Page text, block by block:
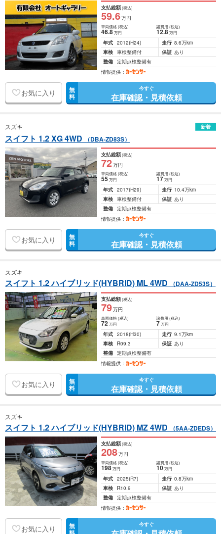
支払総額(税込)
59.6万円
車両価格(税込)
46.8万円
諸費用 (税込)
12.8 万円
年式 2012(H24) 走行 8.6万km
車検 車検整備付 保証 あり
整備 定期点検整備有
情報提供：
お気に入り 無
料
今すぐ
在庫確認・見積依頼
スズキ 新着
スイフト 1.2 XG 4WD （DBA-ZD83S）
支払総額(税込)
72万円
車両価格(税込)
55万円
諸費用 (税込)
17 万円
年式 2017(H29) 走行 10.4万km
車検 車検整備付 保証 あり
整備 定期点検整備有
情報提供：
お気に入り 無
料
今すぐ
在庫確認・見積依頼
スズキ
スイフト 1.2 ハイブリッド(HYBRID) ML 4WD （DAA-ZD53S）
支払総額(税込)
79万円
車両価格(税込)
72万円
諸費用 (税込)
7 万円
年式 2018(H30) 走行 9.1万km
車検
R09.3 保証 あり
整備 定期点検整備有
情報提供：
お気に入り 無
料
今すぐ
在庫確認・見積依頼
スズキ
スイフト 1.2 ハイブリッド(HYBRID) MZ 4WD （5AA-ZDEDS）
支払総額(税込)
208万円
車両価格(税込)
198万円
諸費用 (税込)
10 万円
年式 2025(R7) 走行 0.8万km
車検
R10.9 保証 あり
整備 定期点検整備有
情報提供：
お気に入り 無 今すぐ